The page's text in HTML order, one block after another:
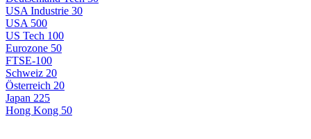
USA Industrie 30
USA 500
US Tech 100
Eurozone 50
FTSE-100
Schweiz 20
Österreich 20
Japan 225
Hong Kong 50